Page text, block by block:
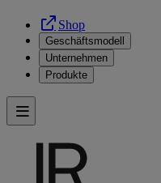
Shop
Geschäftsmodell
Unternehmen
Produkte